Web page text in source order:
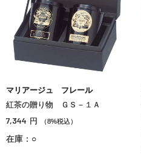
マリアージュ フレール
紅茶の贈り物 ＧＳ－１Ａ
7,344 円 （8%税込）
在庫：○